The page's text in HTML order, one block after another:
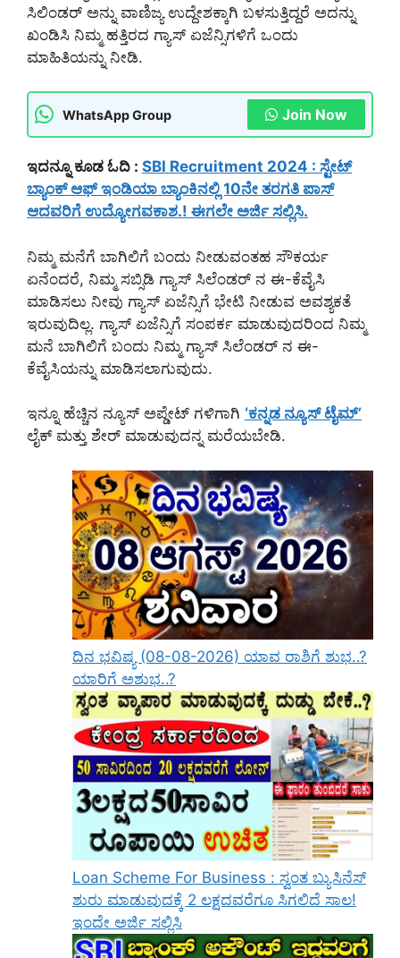
ಸಿಲಿಂಡರ್ ಅನ್ನು ವಾಣಿಜ್ಯ ಉದ್ದೇಶಕ್ಕಾಗಿ ಬಳಸುತ್ತಿದ್ದರೆ ಅದನ್ನು
ಖಂಡಿಸಿ ನಿಮ್ಮ ಹತ್ತಿರದ ಗ್ಯಾಸ್ ಏಜೆನ್ಸಿಗಳಿಗೆ ಒಂದು
ಮಾಹಿತಿಯನ್ನು ನೀಡಿ.
WhatsApp Group Join Now
ಇದನ್ನೂ ಕೂಡ ಓದಿ : SBI Recruitment 2024 : ಸ್ಟೇಟ್
ಬ್ಯಾಂಕ್ ಆಫ್ ಇಂಡಿಯಾ ಬ್ಯಾಂಕಿನಲ್ಲಿ 10ನೇ ತರಗತಿ ಪಾಸ್
ಆದವರಿಗೆ ಉದ್ಯೋಗವಕಾಶ.! ಈಗಲೇ ಅರ್ಜಿ ಸಲ್ಲಿಸಿ.
ನಿಮ್ಮ ಮನೆಗೆ ಬಾಗಿಲಿಗೆ ಬಂದು ನೀಡುವಂತಹ ಸೌಕರ್ಯ
ಏನೆಂದರೆ, ನಿಮ್ಮ ಸಬ್ಸಿಡಿ ಗ್ಯಾಸ್ ಸಿಲೆಂಡರ್ ನ ಈ-ಕೆವೈಸಿ
ಮಾಡಿಸಲು ನೀವು ಗ್ಯಾಸ್ ಏಜೆನ್ಸಿಗೆ ಭೇಟಿ ನೀಡುವ ಅವಶ್ಯಕತೆ
ಇರುವುದಿಲ್ಲ. ಗ್ಯಾಸ್ ಏಜೆನ್ಸಿಗೆ ಸಂಪರ್ಕ ಮಾಡುವುದರಿಂದ ನಿಮ್ಮ
ಮನೆ ಬಾಗಿಲಿಗೆ ಬಂದು ನಿಮ್ಮ ಗ್ಯಾಸ್ ಸಿಲೆಂಡರ್ ನ ಈ-
ಕೆವೈಸಿಯನ್ನು ಮಾಡಿಸಲಾಗುವುದು.
ಇನ್ನೂ ಹೆಚ್ಚಿನ ನ್ಯೂಸ್ ಅಪ್ಡೇಟ್ ಗಳಿಗಾಗಿ ‘ಕನ್ನಡ ನ್ಯೂಸ್ ಟೈಮ್’
ಲೈಕ್ ಮತ್ತು ಶೇರ್ ಮಾಡುವುದನ್ನ ಮರೆಯಬೇಡಿ.
ದಿನ ಭವಿಷ್ಯ (08-08-2026) ಯಾವ ರಾಶಿಗೆ ಶುಭ..?
ಯಾರಿಗೆ ಅಶುಭ..?
Loan Scheme For Business : ಸ್ವಂತ ಬ್ಯುಸಿನೆಸ್
ಶುರು ಮಾಡುವುದಕ್ಕೆ 2 ಲಕ್ಷದವರೆಗೂ ಸಿಗಲಿದೆ ಸಾಲ!
ಇಂದೇ ಅರ್ಜಿ ಸಲ್ಲಿಸಿ